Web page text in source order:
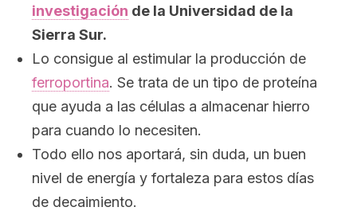
investigación de la Universidad de la
Sierra Sur.
Lo consigue al estimular la producción de
ferroportina. Se trata de un tipo de proteína
que ayuda a las células a almacenar hierro
para cuando lo necesiten.
Todo ello nos aportará, sin duda, un buen
nivel de energía y fortaleza para estos días
de decaimiento.